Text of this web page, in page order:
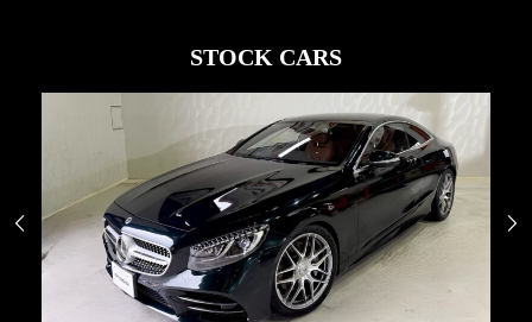
STOCK CARS
 